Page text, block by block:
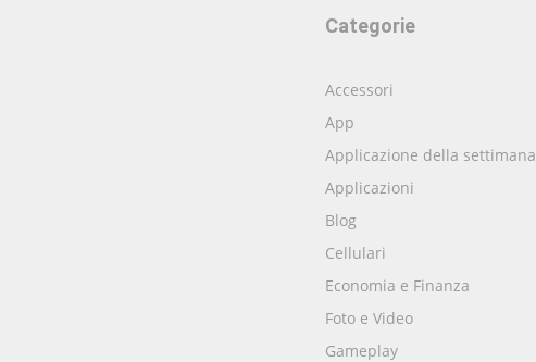
Categorie
Accessori
App
Applicazione della settimana
Applicazioni
Blog
Cellulari
Economia e Finanza
Foto e Video
Gameplay